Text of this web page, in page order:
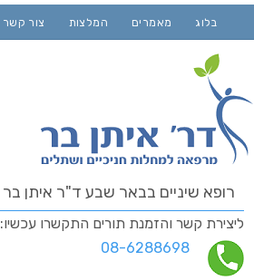
בלוג מאמרים המלצות צור קשר
רופא שיניים בבאר שבע ד"ר איתן בר
ליצירת קשר והזמנת תורים התקשרו עכשיו:
08-6288698